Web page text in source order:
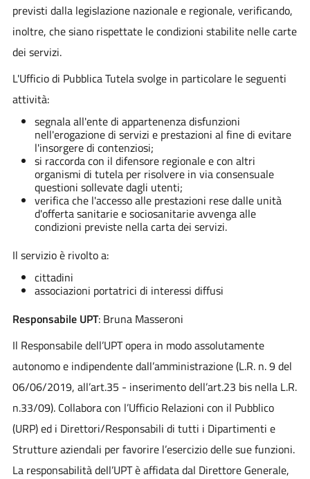
previsti dalla legislazione nazionale e regionale, verificando,
inoltre, che siano rispettate le condizioni stabilite nelle carte
dei servizi.
L'Ufficio di Pubblica Tutela svolge in particolare le seguenti
attività:
segnala all'ente di appartenenza disfunzioni
nell'erogazione di servizi e prestazioni al fine di evitare
l'insorgere di contenziosi;
si raccorda con il difensore regionale e con altri
organismi di tutela per risolvere in via consensuale
questioni sollevate dagli utenti;
verifica che l'accesso alle prestazioni rese dalle unità
d'offerta sanitarie e sociosanitarie avvenga alle
condizioni previste nella carta dei servizi.
Il servizio è rivolto a:
cittadini
associazioni portatrici di interessi diffusi
Responsabile UPT: Bruna Masseroni
Il Responsabile dell’UPT opera in modo assolutamente
autonomo e indipendente dall’amministrazione (L.R. n. 9 del
06/06/2019, all’art.35 - inserimento dell’art.23 bis nella L.R.
n.33/09). Collabora con l’Ufficio Relazioni con il Pubblico
(URP) ed i Direttori/Responsabili di tutti i Dipartimenti e
Strutture aziendali per favorire l’esercizio delle sue funzioni.
La responsabilità dell’UPT è affidata dal Direttore Generale,